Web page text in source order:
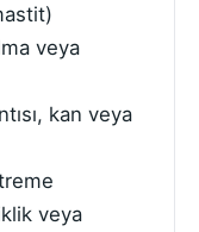
veya
kan veya
veya